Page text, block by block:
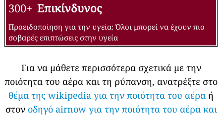
300+ Επικίνδυνος
Προειδοποίηση για την υγεία: Όλοι μπορεί να έχουν πιο
σοβαρές επιπτώσεις στην υγεία
Για να μάθετε περισσότερα σχετικά με την
ποιότητα του αέρα και τη ρύπανση, ανατρέξτε στο
θέμα της wikipedia για την ποιότητα του αέρα ή
στον οδηγό airnow για την ποιότητα του αέρα και